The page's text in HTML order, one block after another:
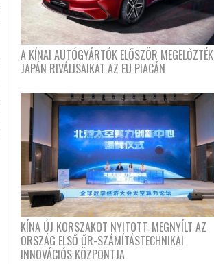
A KÍNAI AUTÓGYÁRTÓK ELŐSZÖR MEGELŐZTÉK
JAPÁN RIVÁLISAIKAT AZ EU PIACÁN
KÍNA ÚJ KORSZAKOT NYITOTT: MEGNYÍLT AZ
ORSZÁG ELSŐ ŰR-SZÁMÍTÁSTECHNIKAI
INNOVÁCIÓS KÖZPONTJA